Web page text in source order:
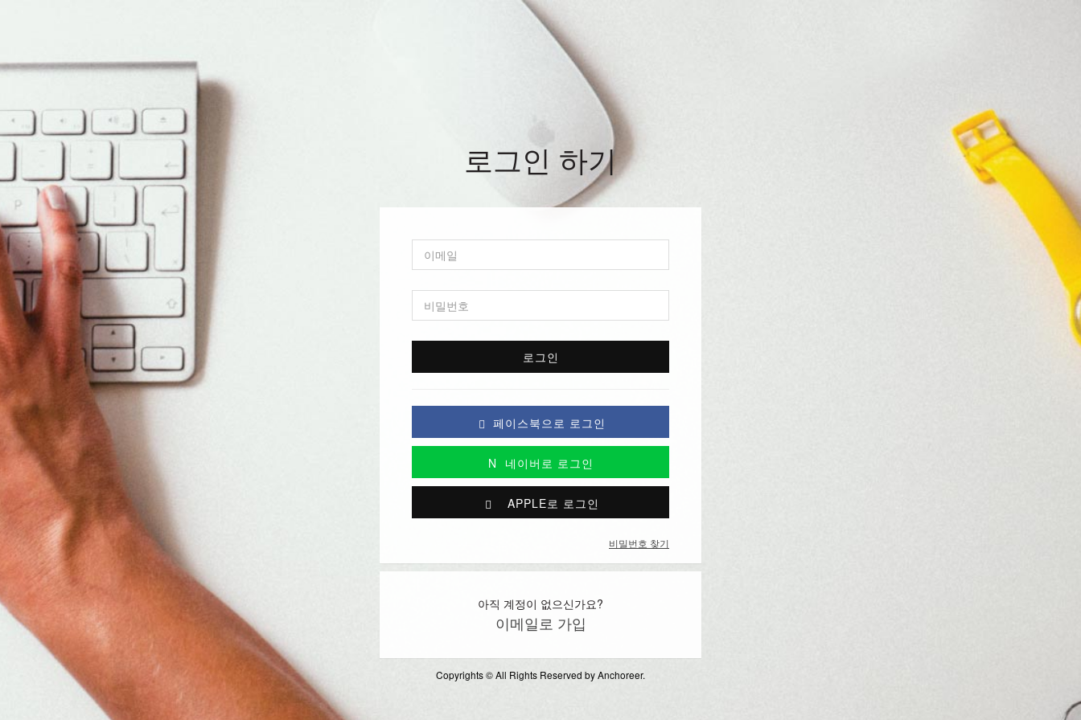
로그인 하기
로그인
페이스북으로 로그인
N 네이버로 로그인
APPLE로 로그인
비밀번호 찾기
아직 계정이 없으신가요?
이메일로 가입
Copyrights © All Rights Reserved by Anchoreer.